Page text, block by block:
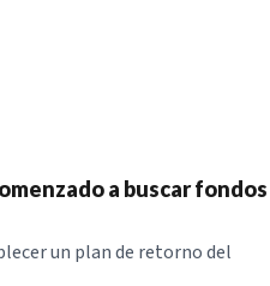
a buscar fondos
un plan de retorno del